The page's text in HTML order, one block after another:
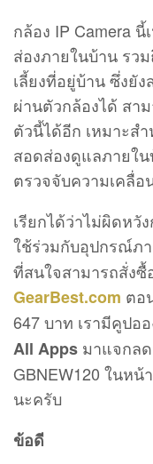
กล้อง IP Camera
ส่องภายในบ้าน รว
เลี้ยงที่อยู่บ้าน ซึ่งยั
ผ่านตัวกล้องได้ สา
ตัวนี้ได้อีก เหมาะส
สอดส่องดูแลภายใน
ตรวจจับความเคลื่อ
เรียกได้ว่าไม่ผิดหวั
ใช้ร่วมกับอุปกรณ์ภ
ที่สนใจสามารถสั่ง
GearBest.com ตอ
647 บาท เรามีคูปอ
All Apps มาแจกล
GBNEW120 ในหน้
นะครับ
ข้อดี